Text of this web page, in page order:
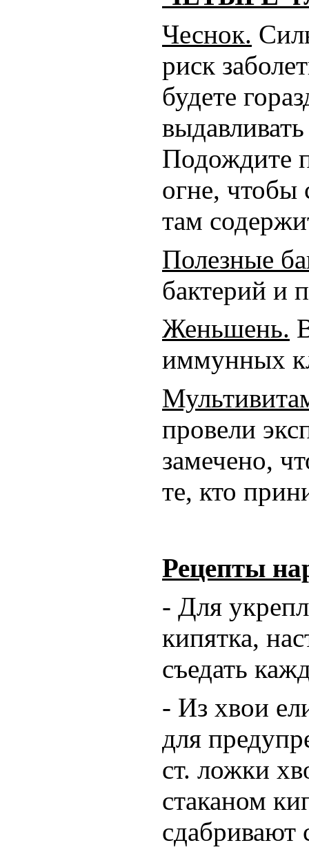
Чеснок.
риск
будете
Подождите
огне, чтобы
там
Полезные
бактерий и
Женьшень.
иммунных
провели
замечено,
те, кто
Рецепты
- Для
кипятка,
съедать
- Из хвои
для
ст. ложки
стаканом
сдабривают